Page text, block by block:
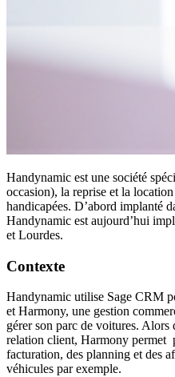
Handynamic est une société
occasion), la reprise et la
handicapées. D’abord implanté
Handynamic est aujourd’hui
et Lourdes.
Contexte
Handynamic utilise Sage CRM
et Harmony, une gestion
gérer son parc de voitures.
relation client, Harmony permet
facturation, des planning et des
véhicules par exemple.